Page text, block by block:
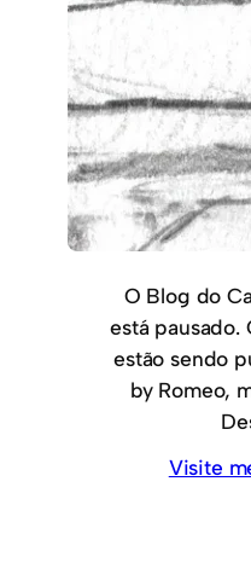
O Blog do
está pausado.
estão sendo
by Romeo,
Visite